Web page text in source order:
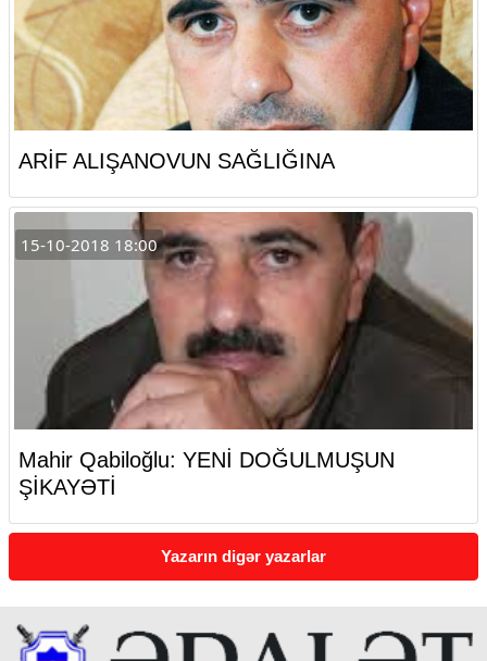
ARİF ALIŞANOVUN SAĞLIĞINA
15-10-2018 18:00
Mahir Qabiloğlu: YENİ DOĞULMUŞUN
ŞİKAYƏTİ
Yazarın digər yazarlar